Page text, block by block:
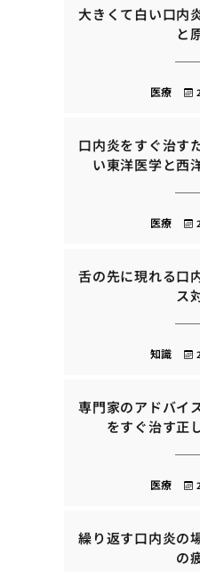
大きくて白い口内
と
医療
口内炎をすぐ治す
い東洋医学と西
医療
舌の先に現れる口
ス
知識
専門家のアドバイ
をすぐ治す正
医療
繰り返す口内炎の
の